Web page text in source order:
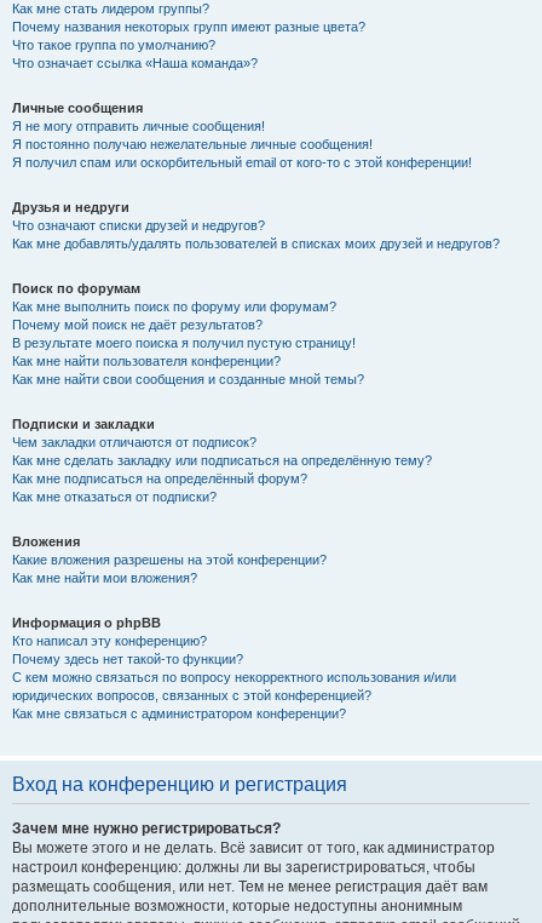
Как мне стать лидером группы?
Почему названия некоторых групп имеют разные цвета?
Что такое группа по умолчанию?
Что означает ссылка «Наша команда»?
Личные сообщения
Я не могу отправить личные сообщения!
Я постоянно получаю нежелательные личные сообщения!
Я получил спам или оскорбительный email от кого-то с этой конференции!
Друзья и недруги
Что означают списки друзей и недругов?
Как мне добавлять/удалять пользователей в списках моих друзей и недругов?
Поиск по форумам
Как мне выполнить поиск по форуму или форумам?
Почему мой поиск не даёт результатов?
В результате моего поиска я получил пустую страницу!
Как мне найти пользователя конференции?
Как мне найти свои сообщения и созданные мной темы?
Подписки и закладки
Чем закладки отличаются от подписок?
Как мне сделать закладку или подписаться на определённую тему?
Как мне подписаться на определённый форум?
Как мне отказаться от подписки?
Вложения
Какие вложения разрешены на этой конференции?
Как мне найти мои вложения?
Информация о phpBB
Кто написал эту конференцию?
Почему здесь нет такой-то функции?
С кем можно связаться по вопросу некорректного использования и/или
юридических вопросов, связанных с этой конференцией?
Как мне связаться с администратором конференции?
Вход на конференцию и регистрация
Зачем мне нужно регистрироваться?
Вы можете этого и не делать. Всё зависит от того, как администратор
настроил конференцию: должны ли вы зарегистрироваться, чтобы
размещать сообщения, или нет. Тем не менее регистрация даёт вам
дополнительные возможности, которые недоступны анонимным